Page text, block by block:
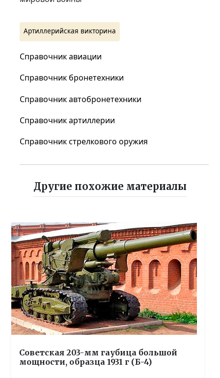
Артиллерийская викторина
Справочник авиации
Справочник бронетехники
Справочник автобронетехники
Справочник артиллерии
Справочник стрелкового оружия
Другие похожие материалы
Советская 203-мм гаубица большой
мощности, образца 1931 г (Б-4)